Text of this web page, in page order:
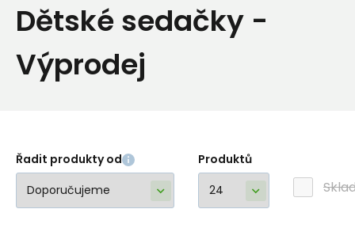
Dětské sedačky -
Výprodej
Řadit produkty od Produktů